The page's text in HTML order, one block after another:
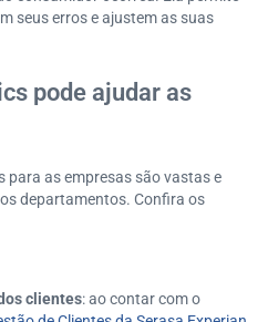
seus erros e ajustem as suas
pode ajudar as
as empresas são vastas e
departamentos. Confira os
clientes: ao contar com o